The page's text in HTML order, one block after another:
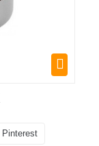
Pinterest